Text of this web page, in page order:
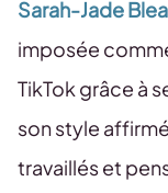
Sarah-Jade
imposée
TikTok grâce à
son style
travaillés et